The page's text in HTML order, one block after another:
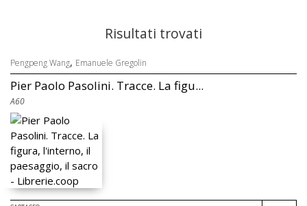
Risultati trovati
Pengpeng Wang, Emanuele Gregolin
Pier Paolo Pasolini. Tracce. La figu...
A60